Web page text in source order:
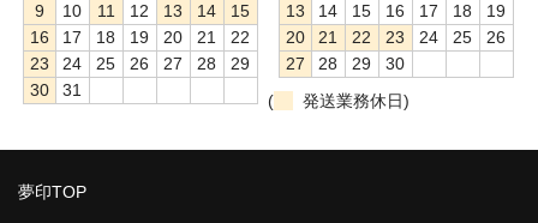
9
10 11 12 13 14
15
16
17 18 19 20 21
22
23
24 25 26 27 28
29
30
31
13
14 15 16 17 18
19
20
21 22 23 24 25
26
27
28 29
30
(
発送業務休日)
夢印TOP